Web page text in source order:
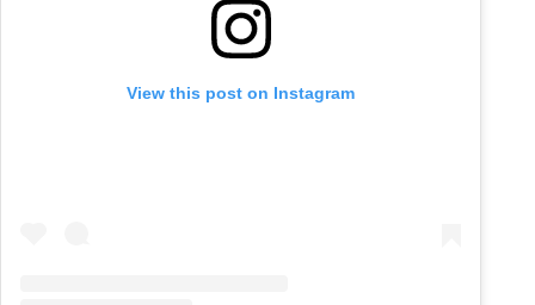
View this post on Instagram